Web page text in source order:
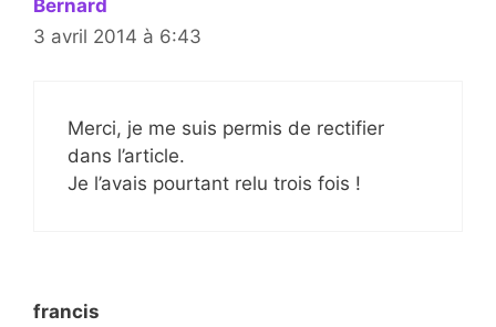
Bernard
3 avril 2014 à 6:43
Merci, je me suis permis de rectifier
dans l’article.
Je l’avais pourtant relu trois fois !
francis